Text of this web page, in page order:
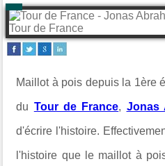
Maillot à pois depuis la 1ère
du Tour de France, Jonas
d'écrire l'histoire.
l'histoire que le maillot à